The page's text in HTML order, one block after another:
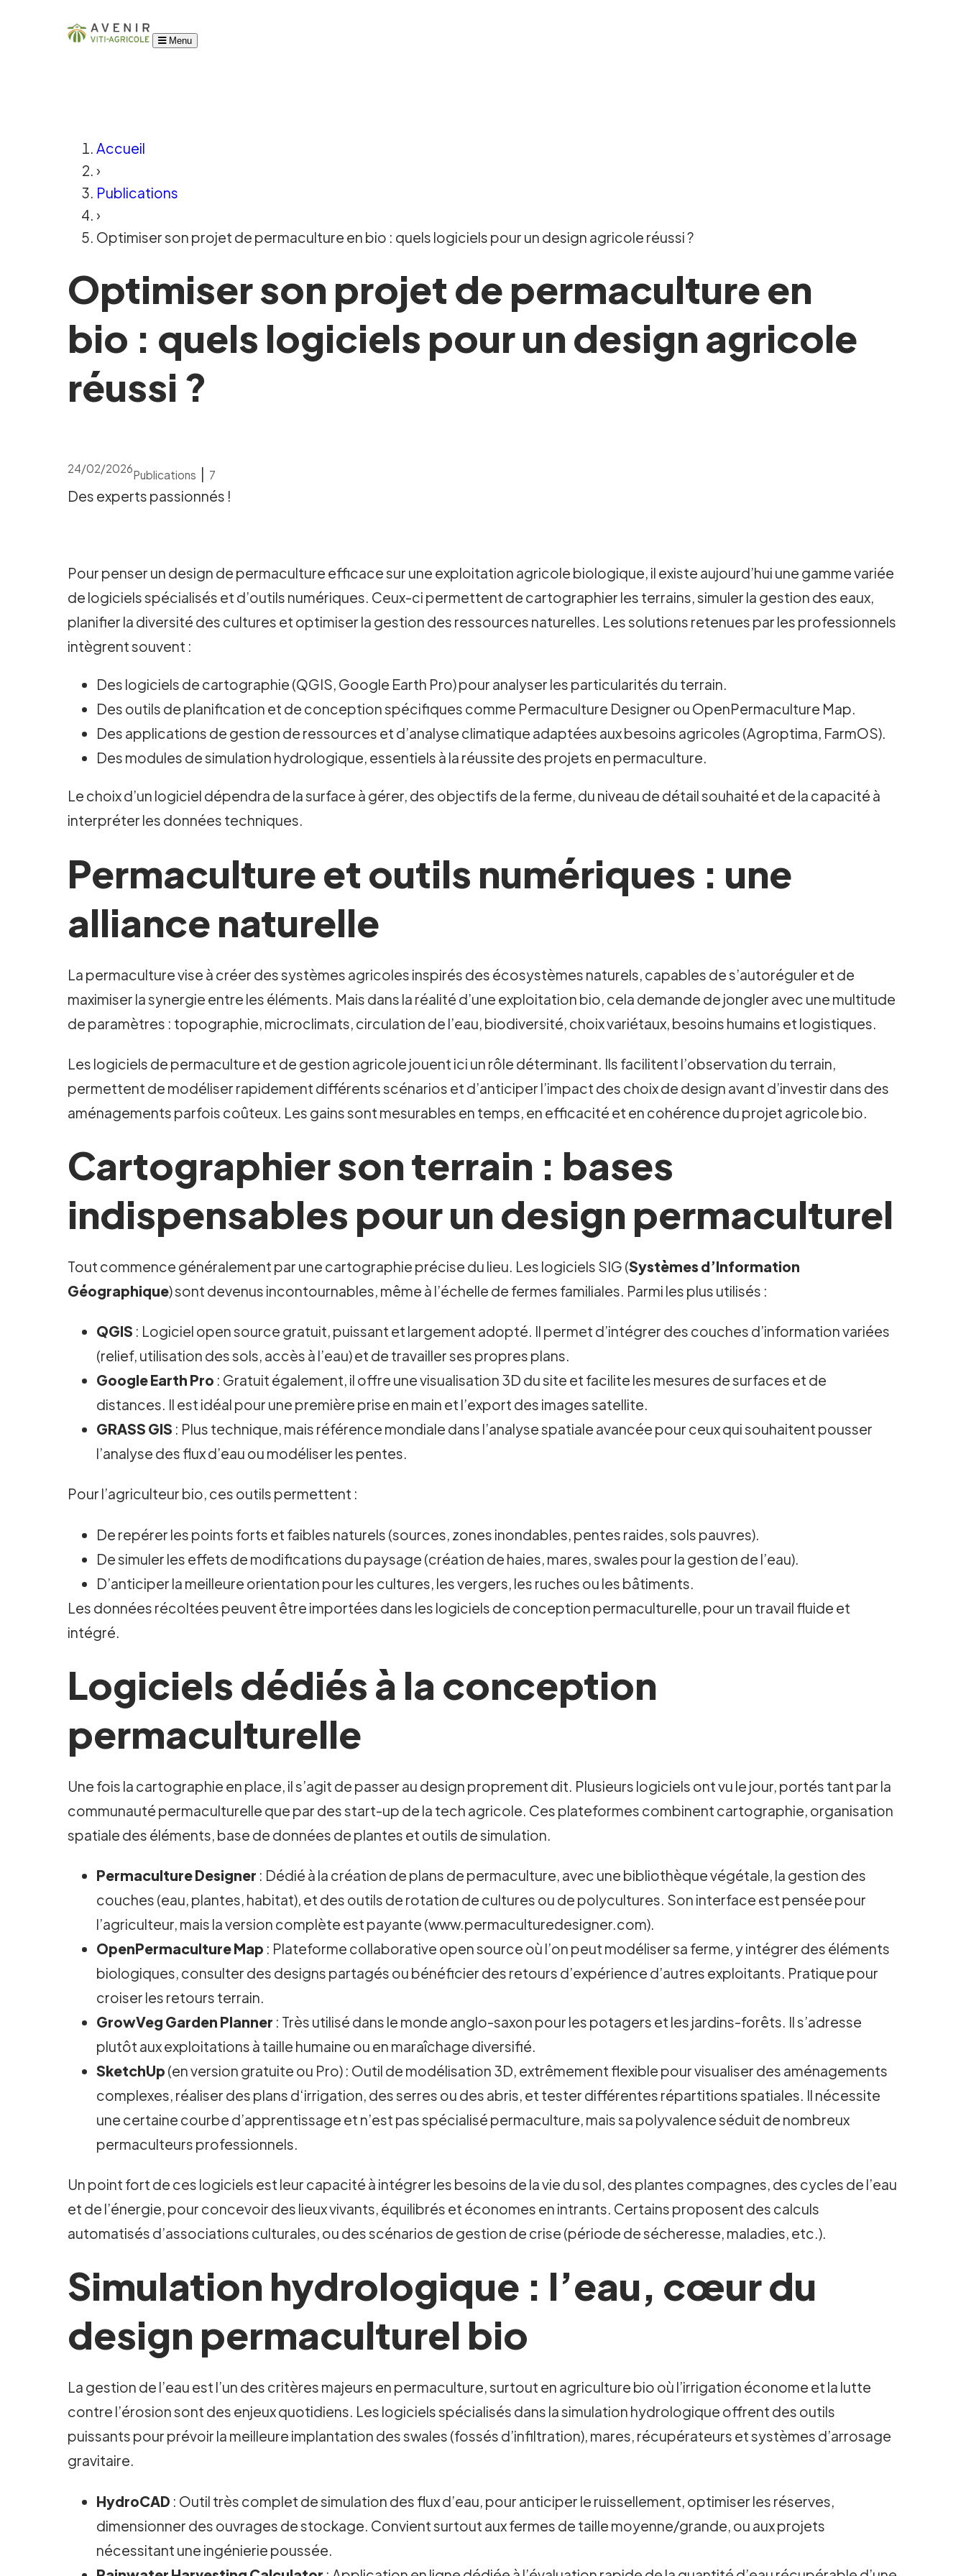
Menu
Accueil
›
Publications
›
Optimiser son projet de permaculture en bio : quels logiciels pour un design agricole réussi ?
Optimiser son projet de permaculture en
bio : quels logiciels pour un design agricole
réussi ?
24/02/2026Publications 7
Des experts passionnés !
Pour penser un design de permaculture efficace sur une exploitation agricole biologique, il existe aujourd’hui une gamme variée
de logiciels spécialisés et d’outils numériques. Ceux-ci permettent de cartographier les terrains, simuler la gestion des eaux,
planifier la diversité des cultures et optimiser la gestion des ressources naturelles. Les solutions retenues par les professionnels
intègrent souvent :
Des logiciels de cartographie (QGIS, Google Earth Pro) pour analyser les particularités du terrain.
Des outils de planification et de conception spécifiques comme Permaculture Designer ou OpenPermaculture Map.
Des applications de gestion de ressources et d’analyse climatique adaptées aux besoins agricoles (Agroptima, FarmOS).
Des modules de simulation hydrologique, essentiels à la réussite des projets en permaculture.
Le choix d’un logiciel dépendra de la surface à gérer, des objectifs de la ferme, du niveau de détail souhaité et de la capacité à
interpréter les données techniques.
Permaculture et outils numériques : une
alliance naturelle
La permaculture vise à créer des systèmes agricoles inspirés des écosystèmes naturels, capables de s’autoréguler et de
maximiser la synergie entre les éléments. Mais dans la réalité d’une exploitation bio, cela demande de jongler avec une multitude
de paramètres : topographie, microclimats, circulation de l’eau, biodiversité, choix variétaux, besoins humains et logistiques.
Les logiciels de permaculture et de gestion agricole jouent ici un rôle déterminant. Ils facilitent l’observation du terrain,
permettent de modéliser rapidement différents scénarios et d’anticiper l’impact des choix de design avant d’investir dans des
aménagements parfois coûteux. Les gains sont mesurables en temps, en efficacité et en cohérence du projet agricole bio.
Cartographier son terrain : bases
indispensables pour un design permaculturel
Tout commence généralement par une cartographie précise du lieu. Les logiciels SIG (Systèmes d’Information
Géographique) sont devenus incontournables, même à l’échelle de fermes familiales. Parmi les plus utilisés :
QGIS : Logiciel open source gratuit, puissant et largement adopté. Il permet d’intégrer des couches d’information variées
(relief, utilisation des sols, accès à l’eau) et de travailler ses propres plans.
Google Earth Pro : Gratuit également, il offre une visualisation 3D du site et facilite les mesures de surfaces et de
distances. Il est idéal pour une première prise en main et l’export des images satellite.
GRASS GIS : Plus technique, mais référence mondiale dans l’analyse spatiale avancée pour ceux qui souhaitent pousser
l’analyse des flux d’eau ou modéliser les pentes.
Pour l’agriculteur bio, ces outils permettent :
De repérer les points forts et faibles naturels (sources, zones inondables, pentes raides, sols pauvres).
De simuler les effets de modifications du paysage (création de haies, mares, swales pour la gestion de l’eau).
D’anticiper la meilleure orientation pour les cultures, les vergers, les ruches ou les bâtiments.
Les données récoltées peuvent être importées dans les logiciels de conception permaculturelle, pour un travail fluide et
intégré.
Logiciels dédiés à la conception
permaculturelle
Une fois la cartographie en place, il s’agit de passer au design proprement dit. Plusieurs logiciels ont vu le jour, portés tant par la
communauté permaculturelle que par des start-up de la tech agricole. Ces plateformes combinent cartographie, organisation
spatiale des éléments, base de données de plantes et outils de simulation.
Permaculture Designer : Dédié à la création de plans de permaculture, avec une bibliothèque végétale, la gestion des
couches (eau, plantes, habitat), et des outils de rotation de cultures ou de polycultures. Son interface est pensée pour
l’agriculteur, mais la version complète est payante (www.permaculturedesigner.com).
OpenPermaculture Map : Plateforme collaborative open source où l’on peut modéliser sa ferme, y intégrer des éléments
biologiques, consulter des designs partagés ou bénéficier des retours d’expérience d’autres exploitants. Pratique pour
croiser les retours terrain.
GrowVeg Garden Planner : Très utilisé dans le monde anglo-saxon pour les potagers et les jardins-forêts. Il s’adresse
plutôt aux exploitations à taille humaine ou en maraîchage diversifié.
SketchUp (en version gratuite ou Pro) : Outil de modélisation 3D, extrêmement flexible pour visualiser des aménagements
complexes, réaliser des plans d‘irrigation, des serres ou des abris, et tester différentes répartitions spatiales. Il nécessite
une certaine courbe d’apprentissage et n’est pas spécialisé permaculture, mais sa polyvalence séduit de nombreux
permaculteurs professionnels.
Un point fort de ces logiciels est leur capacité à intégrer les besoins de la vie du sol, des plantes compagnes, des cycles de l’eau
et de l’énergie, pour concevoir des lieux vivants, équilibrés et économes en intrants. Certains proposent des calculs
automatisés d’associations culturales, ou des scénarios de gestion de crise (période de sécheresse, maladies, etc.).
Simulation hydrologique : l’eau, cœur du
design permaculturel bio
La gestion de l’eau est l’un des critères majeurs en permaculture, surtout en agriculture bio où l’irrigation économe et la lutte
contre l’érosion sont des enjeux quotidiens. Les logiciels spécialisés dans la simulation hydrologique offrent des outils
puissants pour prévoir la meilleure implantation des swales (fossés d’infiltration), mares, récupérateurs et systèmes d’arrosage
gravitaire.
HydroCAD : Outil très complet de simulation des flux d’eau, pour anticiper le ruissellement, optimiser les réserves,
dimensionner des ouvrages de stockage. Convient surtout aux fermes de taille moyenne/grande, ou aux projets
nécessitant une ingénierie poussée.